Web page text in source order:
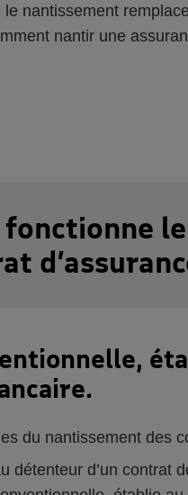
le nantissement
nantir une
fonctionne
du nantissement des
détenteur d’un contrat